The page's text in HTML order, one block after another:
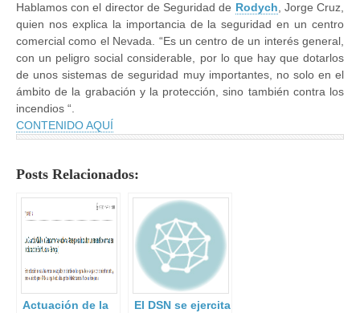
Hablamos con el director de Seguridad de Rodych , Jorge Cruz,
quien nos explica la importancia de la seguridad en un centro
comercial como el Nevada. “Es un centro de un interés general,
con un peligro social considerable, por lo que hay que dotarlos
de unos sistemas de seguridad muy importantes, no solo en el
ámbito de la grabación y la protección, sino también contra los
incendios “.
CONTENIDO AQUÍ
Posts Relacionados:
Actuación de la
El DSN se ejercita